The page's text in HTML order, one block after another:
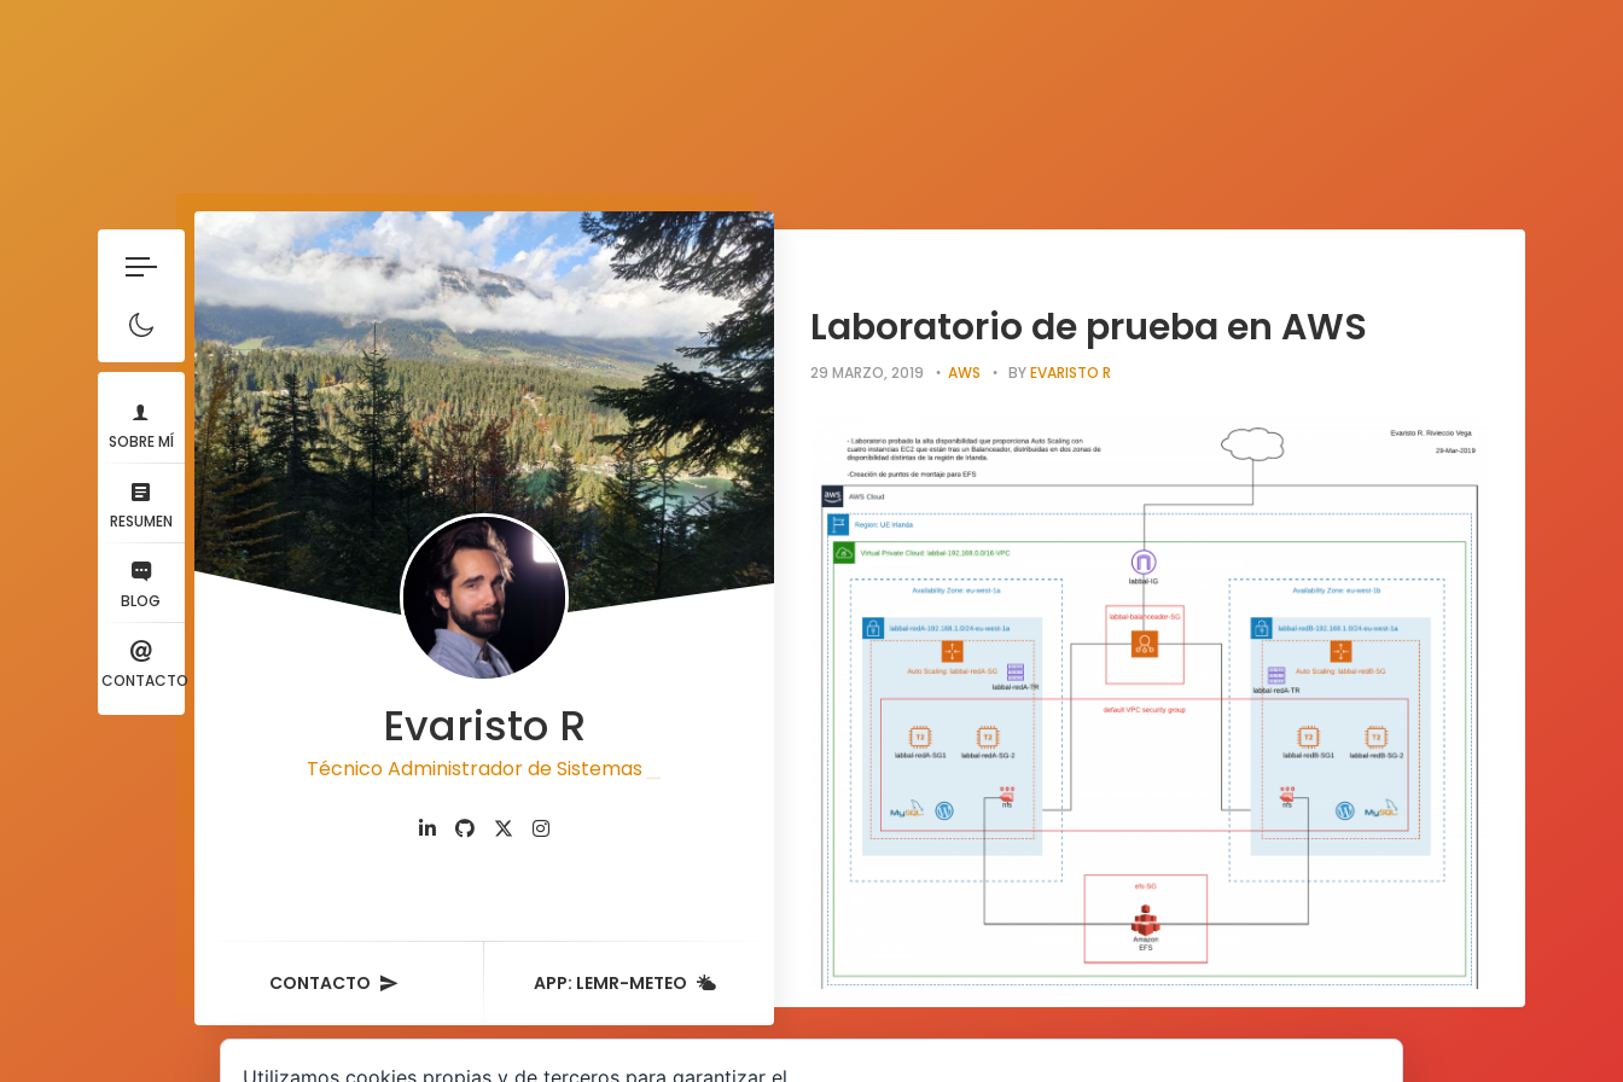
SOBRE MÍ
RESUMEN
BLOG
CONTACTO
Evaristo R
Técnico Administrador de Sistemas |
CONTACTO APP: LEMR-METEO
Laboratorio de prueba en AWS
29 MARZO, 2019 AWS BYEVARISTO R
Laboratorio de prueba en AWS
Utilizamos cookies propias y de terceros para garantizar el